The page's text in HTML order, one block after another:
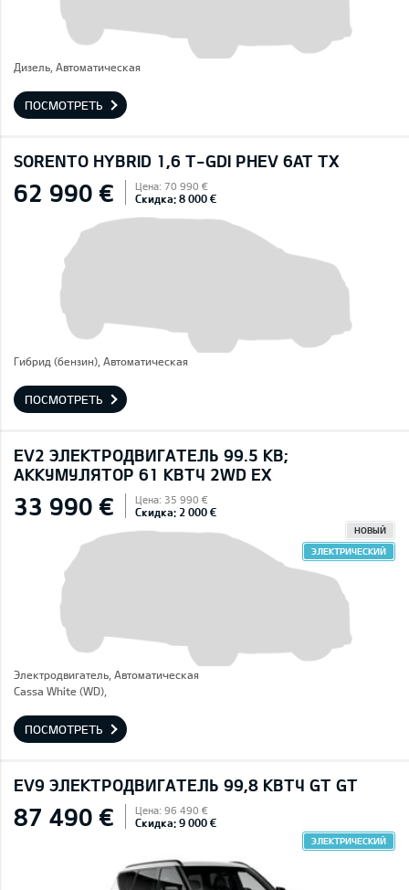
Дизель, Автоматическая
ПОСМОТРЕТЬ
SORENTO HYBRID 1,6 T-GDI PHEV 6AT TX
62 990 € Цена: 70 990 €
Скидка: 8 000 €
Гибрид (бензин), Автоматическая
ПОСМОТРЕТЬ
EV2 ЭЛЕКТРОДВИГАТЕЛЬ 99.5 КВ;
AККУМУЛЯТОР 61 КВТЧ 2WD EX
33 990 € Цена: 35 990 €
Скидка: 2 000 €
НОВЫЙ
ЭЛЕКТРИЧЕСКИЙ
Электродвигатель, Автоматическая
Cassa White (WD),
ПОСМОТРЕТЬ
EV9 ЭЛЕКТРОДВИГАТЕЛЬ 99,8 КВТЧ GT GT
87 490 € Цена: 96 490 €
Скидка: 9 000 €
ЭЛЕКТРИЧЕСКИЙ